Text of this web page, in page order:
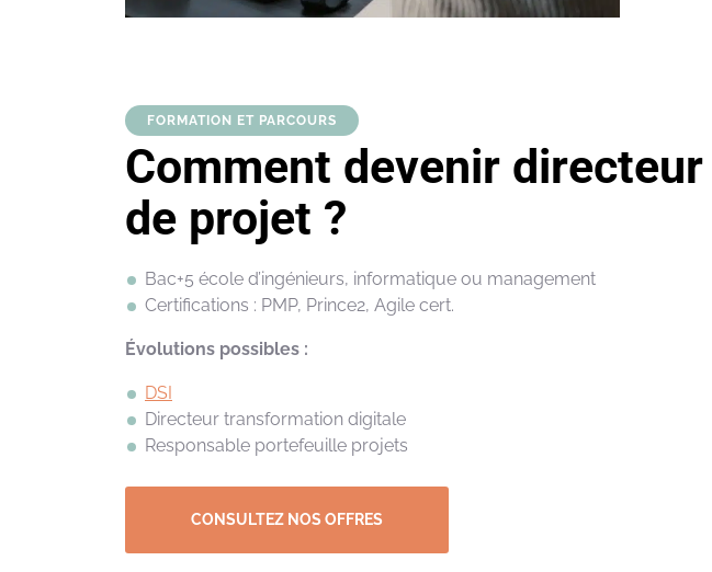
FORMATION ET PARCOURS
Comment devenir directeur
de projet ?
Bac+5 école d’ingénieurs, informatique ou management
Certifications : PMP, Prince2, Agile cert.
Évolutions possibles :
DSI
Directeur transformation digitale
Responsable portefeuille projets
CONSULTEZ NOS OFFRES